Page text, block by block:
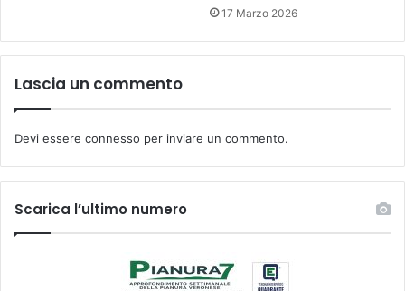
17 Marzo 2026
Lascia un commento
Devi essere connesso per inviare un commento.
Scarica l’ultimo numero